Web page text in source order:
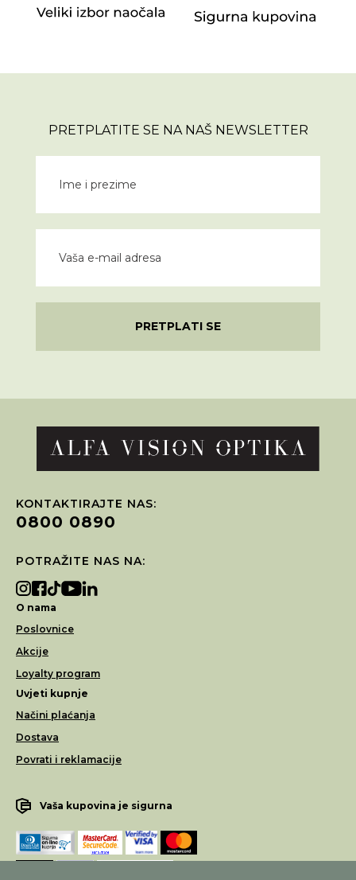
PRETPLATITE SE NA NAŠ NEWSLETTER
PRETPLATI SE
KONTAKTIRAJTE NAS:
0800 0890
POTRAŽITE NAS NA:
O nama
Poslovnice
Akcije
Loyalty program
Uvjeti kupnje
Načini plaćanja
Dostava
Povrati i reklamacije
Vaša kupovina je sigurna